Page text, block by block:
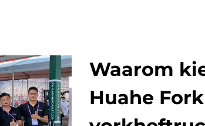
Waarom
Huahe